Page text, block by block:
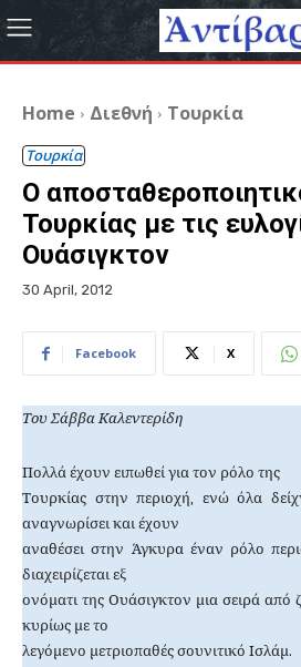
Home Διεθνή Τουρκία
Τουρκία
Ο
Τουρκίας με τις
Ουάσιγκτον
30 April, 2012
Facebook X
Του Σάββα Καλεντερίδη
Πολλά έχουν ειπωθεί για τον ρόλο της
Τουρκίας στην περιοχή, ενώ όλα
αναγνωρίσει και έχουν
αναθέσει στην Άγκυρα έναν ρόλο
διαχειρίζεται εξ
ονόματι της Ουάσιγκτον μια σειρά από
κυρίως με το
λεγόμενο μετριοπαθές σουνιτικό Ισλάμ.